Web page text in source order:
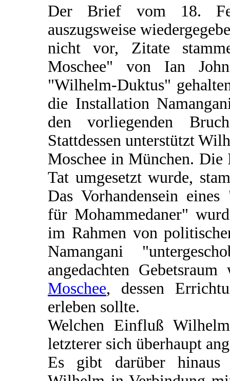
Der Brief vom 18.
auszugsweise
nicht vor, Zitate
Moschee" von Ian
"Wilhelm-Duktus"
die Installation
den vorliegenden
Stattdessen unterstützt
Moschee in München.
Tat umgesetzt wurde,
Das Vorhandensein eines
für Mohammedaner"
im Rahmen von
Namangani
angedachten
Moschee, dessen
erleben sollte.
Welchen Einfluß
letzterer sich überhaupt
Es gibt darüber hinaus